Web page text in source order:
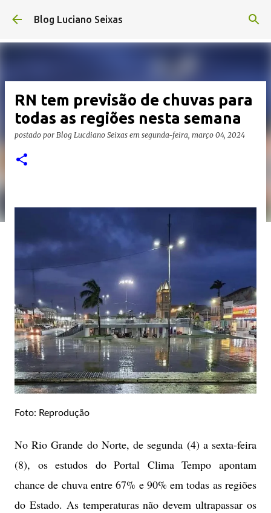
Pular para o conteúdo principal
Blog Luciano Seixas
RN tem previsão de chuvas para
todas as regiões nesta semana
postado por Blog Lucdiano Seixas em segunda-feira, março 04, 2024
Foto: Reprodução
No Rio Grande do Norte, de segunda (4) a sexta-feira
(8), os estudos do Portal Clima Tempo apontam
chance de chuva entre 67% e 90% em todas as regiões
do Estado. As temperaturas não devem ultrapassar os